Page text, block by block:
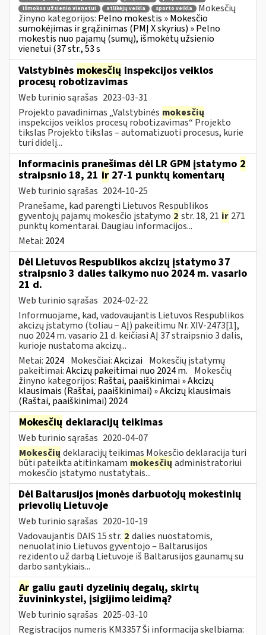
išmokos užsienio vienetui
atlikėjų veikla sporto veikla
Mokesčių
žinyno kategorijos: Pelno mokestis » Mokesčio
sumokėjimas ir grąžinimas (PMĮ X skyrius) » Pelno
mokestis nuo pajamų (sumų), išmokėtų užsienio
vienetui (37 str., 53 s
Valstybinės mokesčių inspekcijos veiklos
procesų robotizavimas
Web turinio sąrašas 2023-03-31
Projekto pavadinimas „Valstybinės mokesčių
inspekcijos veiklos procesų robotizavimas“ Projekto
tikslas Projekto tikslas – automatizuoti procesus, kurie
turi didelį...
Informacinis pranešimas dėl LR GPM įstatymo 2
straipsnio 18, 21 ir 27-1 punktų komentarų
Web turinio sąrašas 2024-10-25
Pranešame, kad parengti Lietuvos Respublikos
gyventojų pajamų mokesčio įstatymo 2 str. 18, 21 ir 271
punktų komentarai. Daugiau informacijos...
Metai: 2024
Dėl Lietuvos Respublikos akcizų įstatymo 37
straipsnio 3 dalies taikymo nuo 2024 m. vasario
21 d.
Web turinio sąrašas 2024-02-22
Informuojame, kad, vadovaujantis Lietuvos Respublikos
akcizų įstatymo (toliau − AĮ) pakeitimu Nr. XIV-2473[1],
nuo 2024 m. vasario 21 d. keičiasi AĮ 37 straipsnio 3 dalis,
kurioje nustatoma akcizų...
Metai: 2024 Mokesčiai:Akcizai Mokesčių įstatymų
pakeitimai:Akcizų pakeitimai nuo 2024 m. Mokesčių
žinyno kategorijos: Raštai, paaiškinimai » Akcizų
klausimais (Raštai, paaiškinimai) » Akcizų klausimais
(Raštai, paaiškinimai) 2024
Mokesčių deklaracijų teikimas
Web turinio sąrašas 2020-04-07
Mokesčių deklaracijų teikimas Mokesčio deklaracija turi
būti pateikta atitinkamam mokesčių administratoriui
mokesčio įstatymo nustatytais...
Dėl Baltarusijos įmonės darbuotojų mokestinių
prievolių Lietuvoje
Web turinio sąrašas 2020-10-19
Vadovaujantis DAIS 15 str. 2 dalies nuostatomis,
nenuolatinio Lietuvos gyventojo ‒ Baltarusijos
rezidento už darbą Lietuvoje iš Baltarusijos gaunamų su
darbo santykiais...
Ar galiu gauti dyzelinių degalų, skirtų
žuvininkystei, įsigijimo leidimą?
Web turinio sąrašas 2025-03-10
Registracijos numeris KM3357 Ši informacija skelbiama: